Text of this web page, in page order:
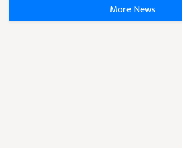
More News